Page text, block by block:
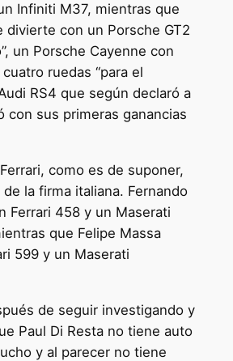
Infiniti M37, mientras que
divierte con un Porsche GT2
un Porsche Cayenne con
ruedas “para el
RS4 que según declaró a
con sus primeras ganancias
como es de suponer,
la firma italiana. Fernando
Ferrari 458 y un Maserati
que Felipe Massa
599 y un Maserati
de seguir investigando y
Paul Di Resta no tiene auto
y al parecer no tiene